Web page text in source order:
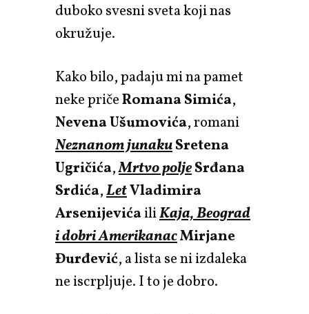
duboko svesni sveta koji nas
okružuje.
Kako bilo, padaju mi na pamet
neke pričeRomana Simića,
Nevena Ušumovića, romani
Neznanom junakuSretena
Ugričića,Mrtvo poljeSrđana
Srdića,LetVladimira
ArsenijevićailiKaja, Beograd
i dobri AmerikanacMirjane
Đurđević, a lista se ni izdaleka
ne iscrpljuje. I to je dobro.